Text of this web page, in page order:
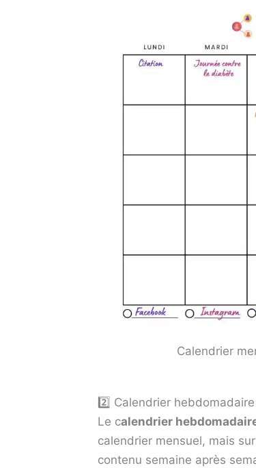
Calendrier
2️⃣ Calendrier
Le calendrier
calendrier mensuel, mais
contenu semaine après